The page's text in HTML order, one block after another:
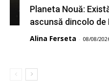
Planeta Nouă:
ascunsă dincolo de
Alina Ferseta - 08/08/